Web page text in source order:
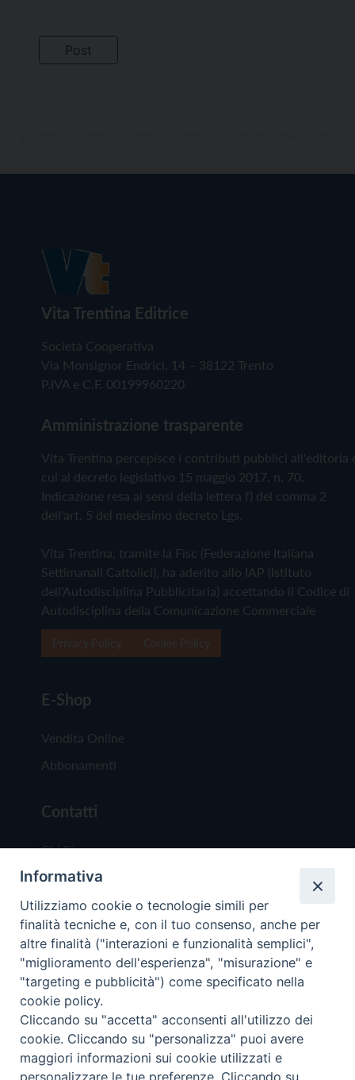
Vita Trentina Editrice
Società Cooperativa
Via Monsignor Endrici, 14 – 38122 Trento
P.IVA e C.F. 00199960220
Amministrazione trasparente
Vita Trentina percepisce i contributi pubblici all'editoria
cui al decreto legislativo 15 maggio 2017, n. 70.
Indicazione resa ai sensi della lettera f) del comma 2
dell'art. 5 del medesimo decreto Lgs.
Vita Trentina, tramite la Fisc (Federazione Italiana
Settimanali Cattolici), ha aderito allo IAP (Istituto
dell'Autodisciplina Pubblicitaria) accettando il Codice di
Autodisciplina della Comunicazione Commerciale
E-Shop
Vendita Online
Abbonamenti
Contatti
Chi Siamo
Redazione
Scrivici
Copyright © 2019 - Tutti i diritti riservati - Vita
Trentina Editrice
Privacy Policy
Informativa
Utilizziamo cookie o tecnologie simili per
finalità tecniche e, con il tuo consenso, anche per
altre finalità ("interazioni e funzionalità semplici",
"miglioramento dell'esperienza", "misurazione" e
"targeting e pubblicità") come specificato nella
cookie policy.
Cliccando su "accetta" acconsenti all'utilizzo dei
cookie. Cliccando su "personalizza" puoi avere
maggiori informazioni sui cookie utilizzati e